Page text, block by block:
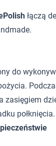
łączą
do
zasięgiem
połknięcia.